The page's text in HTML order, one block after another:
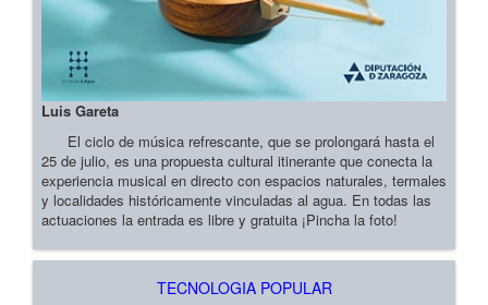
Luis Gareta
El ciclo de música refrescante, que se prolongará hasta el
25 de julio, es una propuesta cultural itinerante que conecta la
experiencia musical en directo con espacios naturales, termales
y localidades históricamente vinculadas al agua. En todas las
actuaciones la entrada es libre y gratuita ¡Pincha la foto!
TECNOLOGIA POPULAR